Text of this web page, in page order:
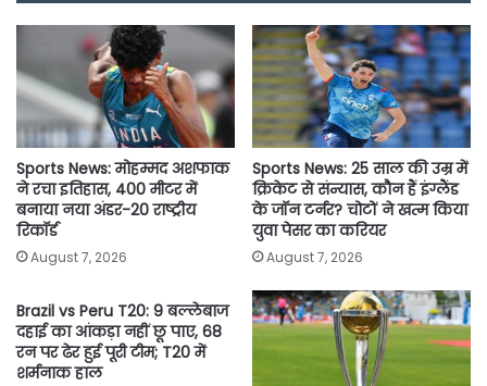
o
k
e
r
A
p
p
i
n
k
Sports News: मोहम्मद अशफाक
ने रचा इतिहास, 400 मीटर में
बनाया नया अंडर-20 राष्ट्रीय
रिकॉर्ड
August 7, 2026
Sports News: 25 साल की उम्र में
क्रिकेट से संन्यास, कौन हैं इंग्लैंड
के जॉन टर्नर? चोटों ने खत्म किया
युवा पेसर का करियर
August 7, 2026
Brazil vs Peru T20: 9 बल्लेबाज
दहाई का आंकड़ा नहीं छू पाए, 68
रन पर ढेर हुई पूरी टीम; T20 में
शर्मनाक हाल